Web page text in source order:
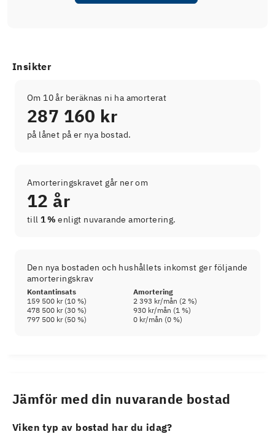
Insikter
Om 10 år beräknas ni ha amorterat
287 160 kr
på lånet på er nya bostad.
Amorteringskravet går ner om
12 år
till 1 % enligt nuvarande amortering.
Den nya bostaden och hushållets inkomst ger följande
amorteringskrav
Kontantinsats
Amortering
159 500 kr(10 %) 2 393 kr/mån (2 %)
478 500 kr(30 %) 930 kr/mån (1 %)
797 500 kr(50 %) 0 kr/mån (0 %)
Jämför med din nuvarande bostad
Viken typ av bostad har du idag?